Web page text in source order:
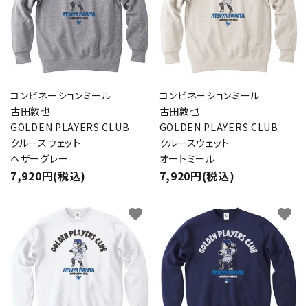
コンビネーションミール
古田敦也
GOLDEN PLAYERS CLUB
クルースウェット
ヘザーグレー
7,920円(税込)
コンビネーションミール
古田敦也
GOLDEN PLAYERS CLUB
クルースウェット
オートミール
7,920円(税込)
favorite favorite